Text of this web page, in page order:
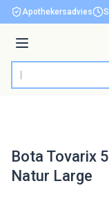
Ga naar de inhoud
Apothekersadvies
Menu
Product, merk,
Bota Tovarix
Natur Large